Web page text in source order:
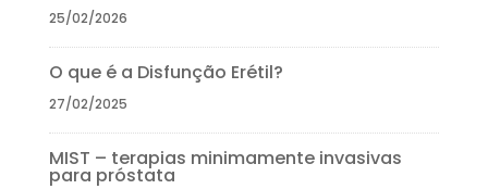
25/02/2026
O que é a Disfunção Erétil?
27/02/2025
MIST – terapias minimamente invasivas
para próstata